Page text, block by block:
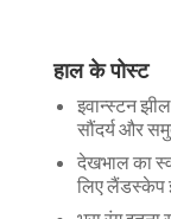
हाल के पोस्ट
इवान्स्टन
सौंदर्य और
देखभाल का
लिए लैंडस्केप